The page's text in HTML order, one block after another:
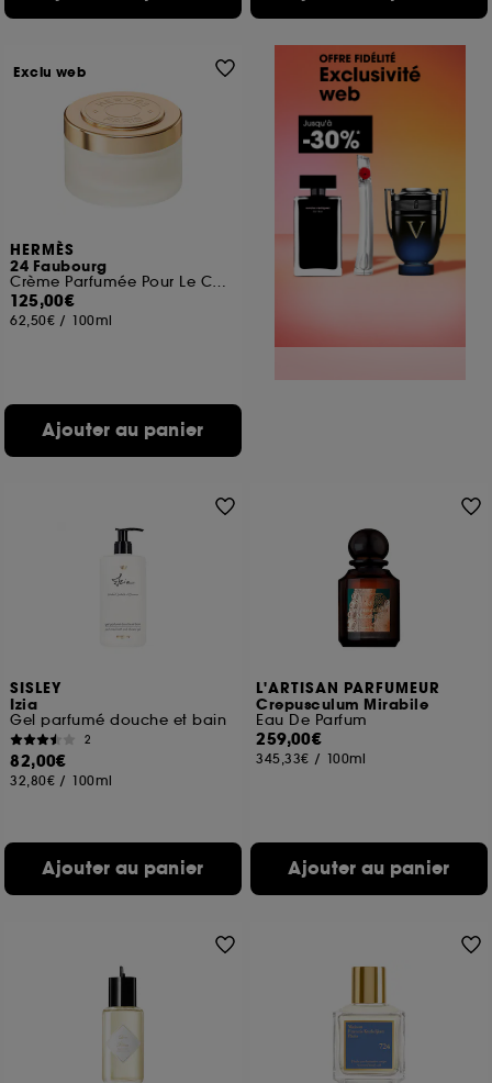
HERMÈS
24 Faubourg
Crème Parfumée Pour Le Corps
125,00€
62,50€ / 100ml
Ajouter au panier
Exclu web
SISLEY
Izia
Gel parfumé douche et bain
2
82,00€
32,80€ / 100ml
Ajouter au panier
L'ARTISAN PARFUMEUR
Crepusculum Mirabile
Eau De Parfum
259,00€
345,33€ / 100ml
Ajouter au panier